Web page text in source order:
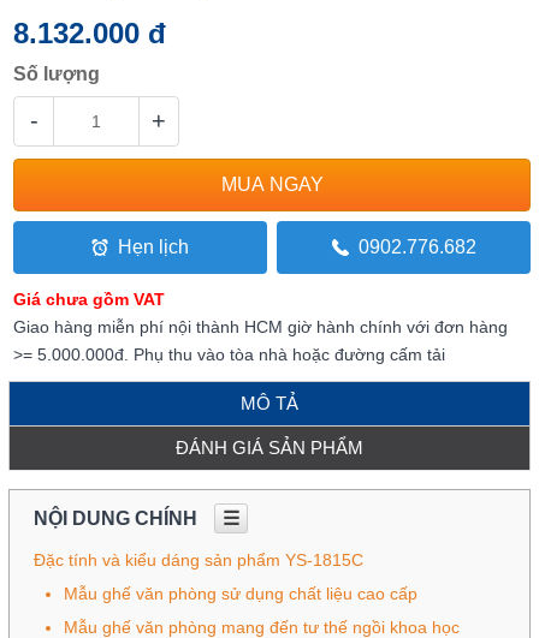
8.132.000 đ
Số lượng
- +
Hẹn lịch 0902.776.682
Giá chưa gồm VAT
Giao hàng miễn phí nội thành HCM giờ hành chính với đơn hàng
>= 5.000.000đ. Phụ thu vào tòa nhà hoặc đường cấm tải
MÔ TẢ
ĐÁNH GIÁ SẢN PHẨM
NỘI DUNG CHÍNH ☰
Đặc tính và kiểu dáng sản phẩm YS-1815C
Mẫu ghế văn phòng sử dụng chất liệu cao cấp
Mẫu ghế văn phòng mang đến tư thế ngồi khoa học